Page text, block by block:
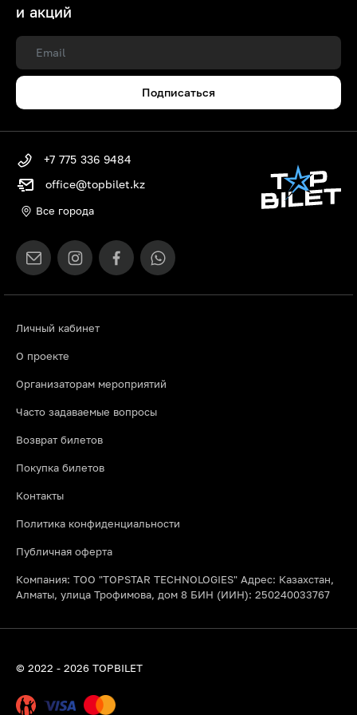
и акций
Подписаться
Личный кабинет
О проекте
Организаторам мероприятий
Часто задаваемые вопросы
Возврат билетов
Покупка билетов
Контакты
Политика конфиденциальности
Публичная оферта
Компания: ТОО "TOPSTAR TECHNOLOGIES" Адрес: Казахстан,
Алматы, улица Трофимова, дом 8 БИН (ИИН): 250240033767
+7 775 336 9484
office@topbilet.kz
Все города
© 2022 - 2026 TOPBILET